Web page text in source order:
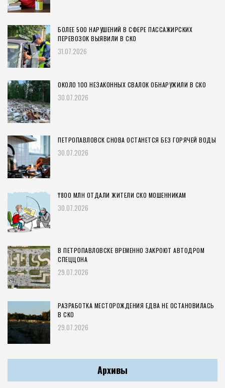
БОЛЕЕ 500 НАРУШЕНИЙ В СФЕРЕ ПАССАЖИРСКИХ
ПЕРЕВОЗОК ВЫЯВИЛИ В СКО
31.07.2026
ОКОЛО 100 НЕЗАКОННЫХ СВАЛОК ОБНАРУЖИЛИ В СКО
30.07.2026
ПЕТРОПАВЛОВСК СНОВА ОСТАНЕТСЯ БЕЗ ГОРЯЧЕЙ ВОДЫ
30.07.2026
₸800 МЛН ОТДАЛИ ЖИТЕЛИ СКО МОШЕННИКАМ
30.07.2026
В ПЕТРОПАВЛОВСКЕ ВРЕМЕННО ЗАКРОЮТ АВТОДРОМ
СПЕЦЦОНА
29.07.2026
РАЗРАБОТКА МЕСТОРОЖДЕНИЯ ЕДВА НЕ ОСТАНОВИЛАСЬ
В СКО
29.07.2026
Архивы